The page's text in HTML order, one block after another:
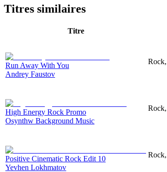
Titres similaires
Titre
Run Away With You
Andrey Faustov
High Energy Rock Promo
Osynthw Background Music
Positive Cinematic Rock Edit 10
Yevhen Lokhmatov